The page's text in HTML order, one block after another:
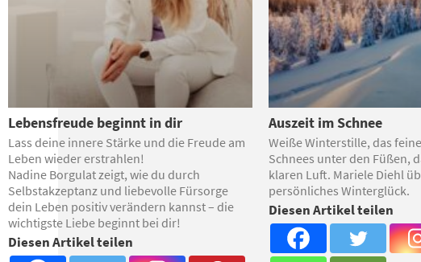
Lebensfreude beginnt in dir
Lass deine innere Stärke und die Freude am
Leben wieder erstrahlen!
Nadine Borgulat zeigt, wie du durch
Selbstakzeptanz und liebevolle Fürsorge
dein Leben positiv verändern kannst – die
wichtigste Liebe beginnt bei dir!
Diesen Artikel teilen
Auszeit im Schnee
Weiße Winterstille, das
Schnees unter den Füßen,
klaren Luft. Mariele Diehl
persönliches Winterglück.
Diesen Artikel teilen